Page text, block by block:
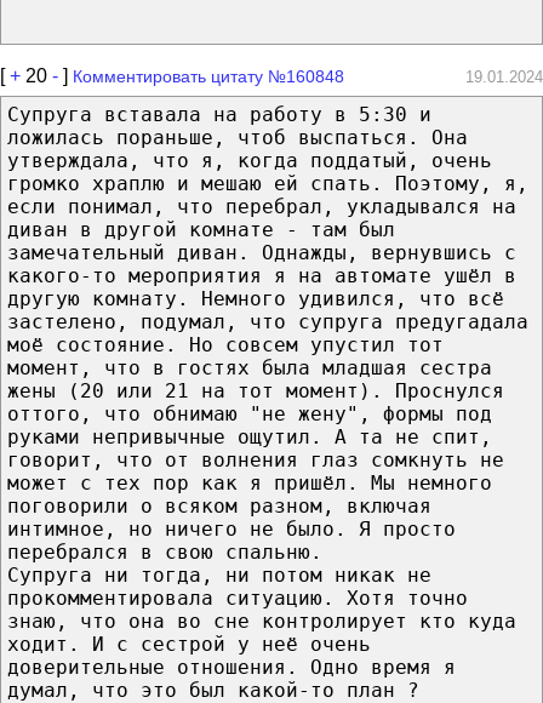
[+ 20 - ] Комментировать цитату №160848 19.01.2024
Супруга вставала на работу в 5:30 и
ложилась пораньше, чтоб выспаться. Она
утверждала, что я, когда поддатый, очень
громко храплю и мешаю ей спать. Поэтому, я,
если понимал, что перебрал, укладывался на
диван в другой комнате - там был
замечательный диван. Однажды, вернувшись с
какого-то мероприятия я на автомате ушёл в
другую комнату. Немного удивился, что всё
застелено, подумал, что супруга предугадала
моё состояние. Но совсем упустил тот
момент, что в гостях была младшая сестра
жены (20 или 21 на тот момент). Проснулся
оттого, что обнимаю "не жену", формы под
руками непривычные ощутил. А та не спит,
говорит, что от волнения глаз сомкнуть не
может с тех пор как я пришёл. Мы немного
поговорили о всяком разном, включая
интимное, но ничего не было. Я просто
перебрался в свою спальню.
Супруга ни тогда, ни потом никак не
прокомментировала ситуацию. Хотя точно
знаю, что она во сне контролирует кто куда
ходит. И с сестрой у неё очень
доверительные отношения. Одно время я
думал, что это был какой-то план ?